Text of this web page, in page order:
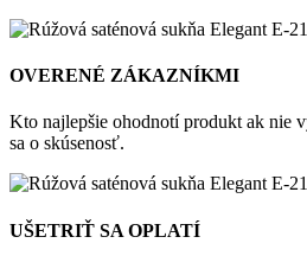
OVERENÉ ZÁKAZNÍKMI
Kto najlepšie ohodnotí produkt ak nie
sa o skúsenosť.
UŠETRIŤ SA OPLATÍ